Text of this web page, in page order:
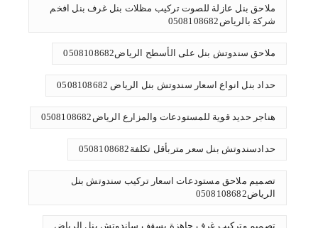
ملاحق بنل عازلة للصوت تركيب مظلات بنل غرف بنل افخم
شركة بالرياض0508108682
ملاحق سندوتش بنل على الأسطح الرياض0508108682
حداد بنل انواع اسعار سندوتش بنل الرياض 0508108682
هناجر حديد قوية للمستودعات والمزارع الرياض0508108682
حدادسندوتش بنل سعر متربأقل تكلفة0508108682
تصميم ملاحق مستودعات اسعار تركيب سندوتش بنل
الرياض0508108682
تصميم وتركيب غرف جاهزة بسقف ساندوتش بنل الرياض